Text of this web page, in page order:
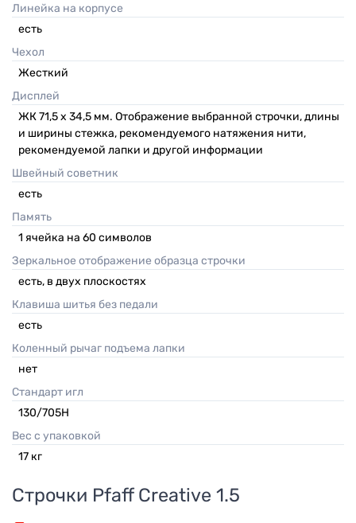
Линейка на корпусе
есть
Чехол
Жесткий
Дисплей
ЖК 71,5 х 34,5 мм. Отображение выбранной строчки, длины
и ширины стежка, рекомендуемого натяжения нити,
рекомендуемой лапки и другой информации
Швейный советник
есть
Память
1 ячейка на 60 символов
Зеркальное отображение образца строчки
есть, в двух плоскостях
Клавиша шитья без педали
есть
Коленный рычаг подъема лапки
нет
Стандарт игл
130/705H
Вес с упаковкой
17 кг
Строчки Pfaff Creative 1.5